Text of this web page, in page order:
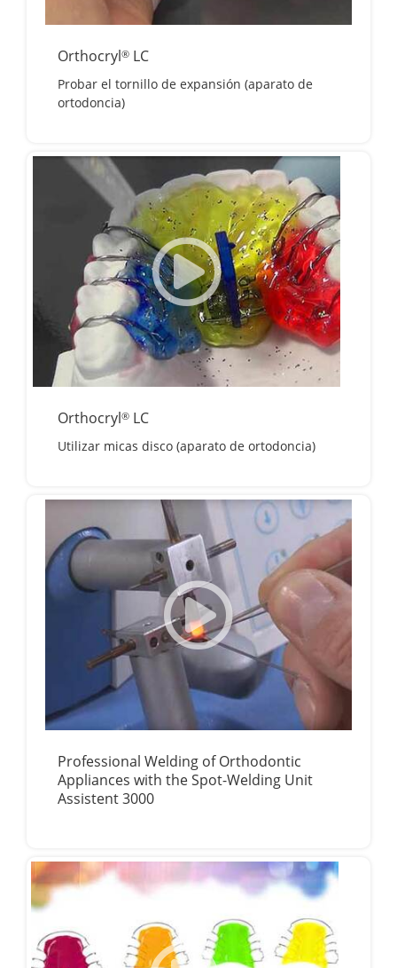
Orthocryl® LC
Probar el tornillo de expansión (aparato de
ortodoncia)
Orthocryl® LC
Utilizar micas disco (aparato de ortodoncia)
Professional Welding of Orthodontic
Appliances with the Spot-Welding Unit
Assistent 3000